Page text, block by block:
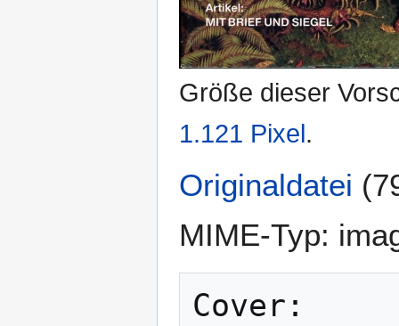
Größe dieser
1.121 Pixel.
Originaldatei
MIME-Typ: